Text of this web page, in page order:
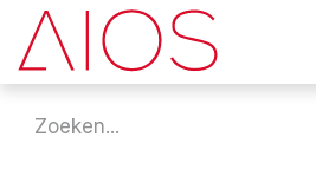
Overslaan naar inhoud